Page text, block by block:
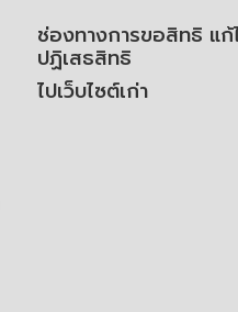
ช่องทางการขอสิทธิ แก้
ปฏิเสธสิทธิ
ไปเว็บไซต์เก่า